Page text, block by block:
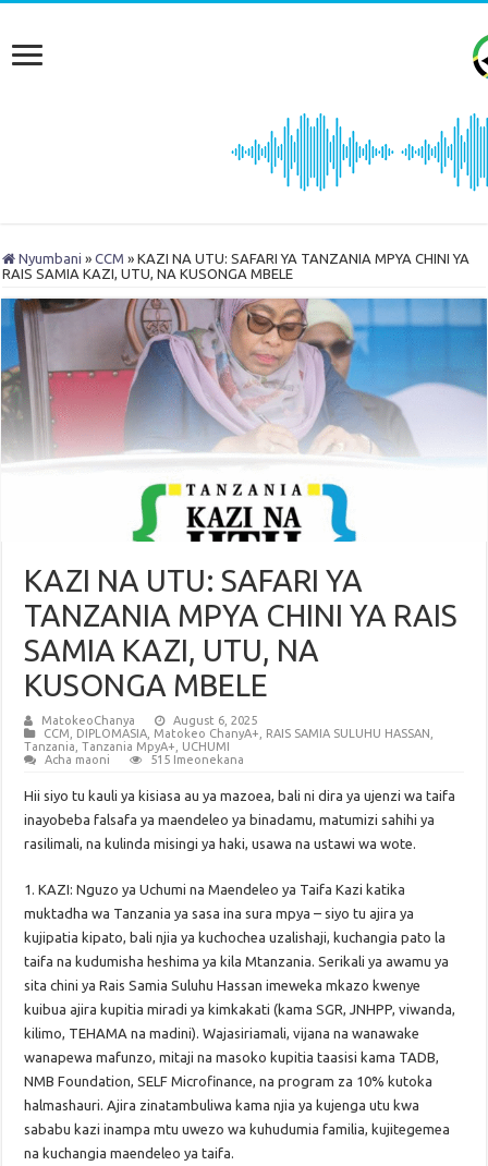
Nyumbani » CCM » KAZI NA UTU: SAFARI YA TANZANIA MPYA CHINI YA
RAIS SAMIA KAZI, UTU, NA KUSONGA MBELE
KAZI NA UTU: SAFARI YA
TANZANIA MPYA CHINI YA RAIS
SAMIA KAZI, UTU, NA
KUSONGA MBELE
MatokeoChanya
August 6, 2025
CCM
DIPLOMASIA Matokeo ChanyA+ RAIS SAMIA SULUHU HASSAN
Tanzania ,Tanzania MpyA+
UCHUMI
Acha maoni
515 Imeonekana
Hii siyo tu kauli ya kisiasa au ya mazoea, bali ni dira ya ujenzi wa taifa
inayobeba falsafa ya maendeleo ya binadamu, matumizi sahihi ya
rasilimali, na kulinda misingi ya haki, usawa na ustawi wa wote.
1. KAZI: Nguzo ya Uchumi na Maendeleo ya Taifa Kazi katika
muktadha wa Tanzania ya sasa ina sura mpya – siyo tu ajira ya
kujipatia kipato, bali njia ya kuchochea uzalishaji, kuchangia pato la
taifa na kudumisha heshima ya kila Mtanzania. Serikali ya awamu ya
sita chini ya Rais Samia Suluhu Hassan imeweka mkazo kwenye
kuibua ajira kupitia miradi ya kimkakati (kama SGR, JNHPP, viwanda,
kilimo, TEHAMA na madini). Wajasiriamali, vijana na wanawake
wanapewa mafunzo, mitaji na masoko kupitia taasisi kama TADB,
NMB Foundation, SELF Microfinance, na program za 10% kutoka
halmashauri. Ajira zinatambuliwa kama njia ya kujenga utu kwa
sababu kazi inampa mtu uwezo wa kuhudumia familia, kujitegemea
na kuchangia maendeleo ya taifa.